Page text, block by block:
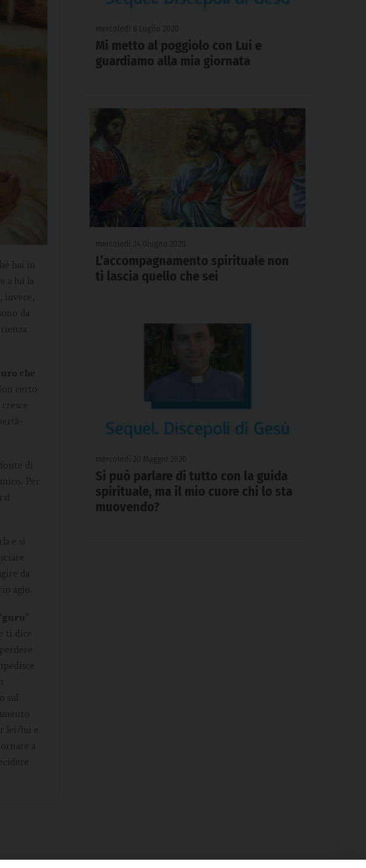
hai in
a lui la
invece,
da
che
certo
di
Per
e si
da
agio.
ti dice
sul
lei/lui e
a
Mi metto al poggiolo con Lui e
guardiamo alla mia giornata
L’accompagnamento spirituale non
ti lascia quello che sei
Si può parlare di tutto con la guida
spirituale, ma il mio cuore chi lo sta
muovendo?